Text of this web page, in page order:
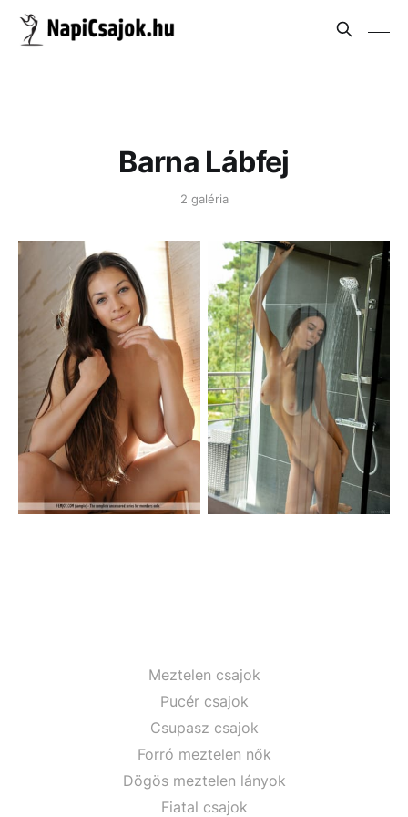
Barna Lábfej
2 galéria
Meztelen csajok
Pucér csajok
Csupasz csajok
Forró meztelen nők
Dögös meztelen lányok
Fiatal csajok